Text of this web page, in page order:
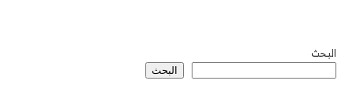
البحث
البحث